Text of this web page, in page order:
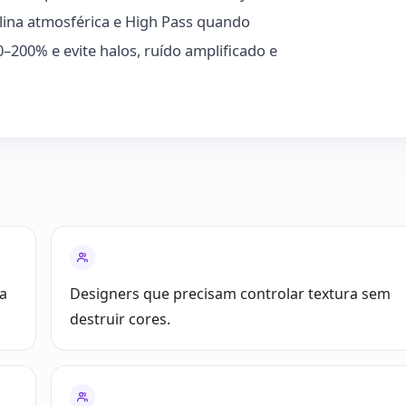
atmosférica e High Pass quando
e evite halos, ruído amplificado e
Designers que precisam controlar textura sem
destruir cores.